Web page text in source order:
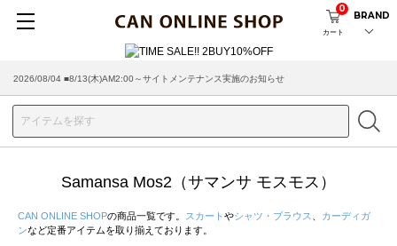
カート
0
BRAND
2026/07/29 ■【お知らせ】ヤマト運輸の配送遅延・停止について
Samansa Mos2（サマンサ モスモス）
CAN ONLINE SHOPの商品一覧です。 スカート やシャツ・ブラウス
カーディガ
ンなど定番アイテムを取り揃えております。